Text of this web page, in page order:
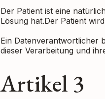
Der Patient ist eine
Lösung hat.Der Patient
Ein Datenverantwortlicher
dieser Verarbeitung und
Artikel 3